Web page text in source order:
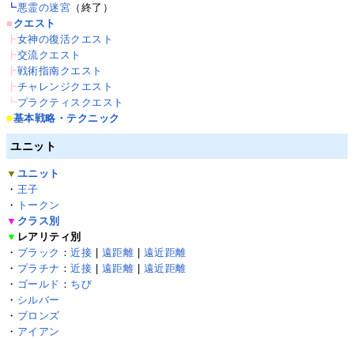
┗悪霊の迷宮 （終了）
■ クエスト
┣女神の復活クエスト
┣交流クエスト
┣戦術指南クエスト
┣チャレンジクエスト
┗プラクティスクエスト
■基本戦略・テクニック
ユニット
▼ ユニット
・ 王子
・
トークン
▼ クラス別
▼ レアリティ別
・ ブラック ：近接 遠距離
遠近距離
・ プラチナ ：近接 遠距離
遠近距離
・ ゴールド ： ちび
・ シルバー
・ ブロンズ
・ アイアン